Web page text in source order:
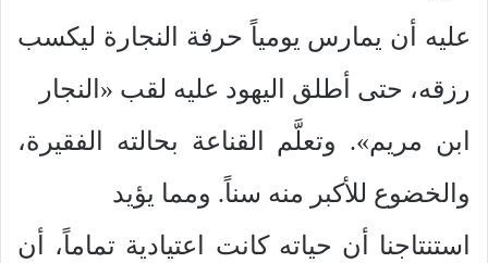
عليه أن يمارس يومياً حرفة النجارة ليكسب
رزقه، حتى أطلق اليهود عليه لقب «النجار
ابن مريم». وتعلَّم القناعة بحالته الفقيرة،
والخضوع للأكبر منه سناً. ومما يؤيد
استنتاجنا أن حياته كانت اعتيادية تماماً، أن